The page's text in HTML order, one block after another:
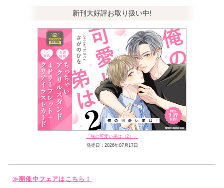
新刊大好評お取り扱い中!
『俺の可愛い弟は（2）』
発売日：2026年07月17日
≫開催中フェアはこちら！